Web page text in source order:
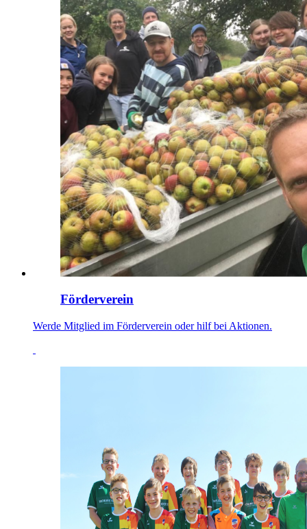
Förderverein
Werde Mitglied im Förderverein oder hilf bei Aktionen.